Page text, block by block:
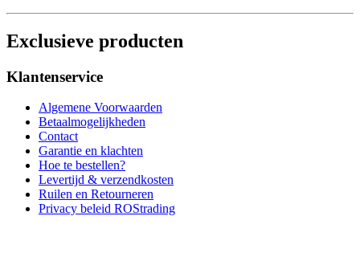
Exclusieve producten
Klantenservice
Algemene Voorwaarden
Betaalmogelijkheden
Contact
Garantie en klachten
Hoe te bestellen?
Levertijd & verzendkosten
Ruilen en Retourneren
Privacy beleid ROStrading